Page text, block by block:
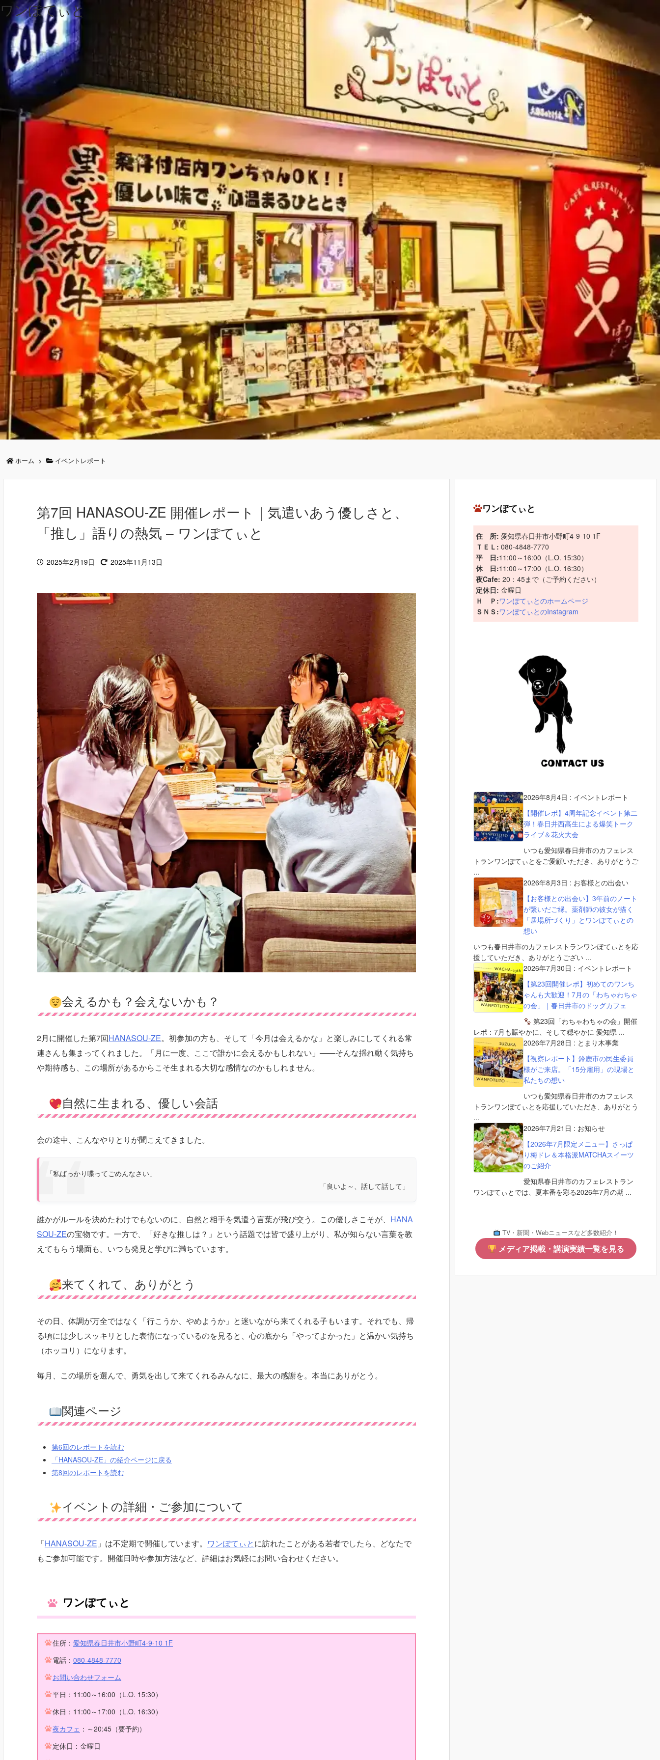
ワンぽてぃと
ホーム > イベントレポート
第7回 HANASOU-ZE 開催レポート｜気遣いあう優しさと、
「推し」語りの熱気 – ワンぽてぃと
2025年2月19日 2025年11月13日
会えるかも？会えないかも？
2月に開催した第7回HANASOU-ZE。初参加の方も、そして「今月は会えるかな」と楽しみにしてくれる常
連さんも集まってくれました。「月に一度、ここで誰かに会えるかもしれない」――そんな揺れ動く気持ち
や期待感も、この場所があるからこそ生まれる大切な感情なのかもしれません。
自然に生まれる、優しい会話
会の途中、こんなやりとりが聞こえてきました。
「私ばっかり喋ってごめんなさい」
「良いよ～、話して話して」
誰かがルールを決めたわけでもないのに、自然と相手を気遣う言葉が飛び交う。この優しさこそが、 HANA
SOU-ZEの宝物です。一方で、「好きな推しは？」という話題では皆で盛り上がり、私が知らない言葉を教
えてもらう場面も。いつも発見と学びに満ちています。
来てくれて、ありがとう
その日、体調が万全ではなく「行こうか、やめようか」と迷いながら来てくれる子もいます。それでも、帰
る頃には少しスッキリとした表情になっているのを見ると、心の底から「やってよかった」と温かい気持ち
（ホッコリ）になります。
毎月、この場所を選んで、勇気を出して来てくれるみんなに、最大の感謝を。本当にありがとう。
関連ページ
第6回のレポートを読む
「HANASOU-ZE」の紹介ページに戻る
第8回のレポートを読む
イベントの詳細・ご参加について
「HANASOU-ZE 」は不定期で開催しています。 ワンぽてぃとに訪れたことがある若者でしたら、どなたで
もご参加可能です。開催日時や参加方法など、詳細はお気軽にお問い合わせください。
ワンぽてぃと
住所： 愛知県春日井市小野町4-9-10 1F
電話： 080-4848-7770
お問い合わせフォーム
平日：11:00～16:00（L.O. 15:30）
休日：11:00～17:00（L.O. 16:30）
夜カフェ ：～20:45（要予約）
定休日：金曜日
ワンぽてぃと
住 所: 愛知県春日井市小野町4-9-10 1F
ＴＥＬ: 080-4848-7770
平 日:11:00～16:00（L.O. 15:30）
休 日:11:00～17:00（L.O. 16:30）
夜Cafe: 20：45まで（ご予約ください）
定休日: 金曜日
Ｈ Ｐ:ワンぽてぃとのホームページ
ＳＮＳ:ワンぽてぃとのInstagram
2026年8月4日 : イベントレポート
【開催レポ】4周年記念イベント第二
弾！春日井西高生による爆笑トーク
ライブ＆花火大会
いつも愛知県春日井市のカフェレス
トランワンぽてぃとをご愛顧いただき、ありがとうご
...
2026年8月3日 : お客様との出会い
【お客様との出会い】3年前のノート
が繋いだご縁。薬剤師の彼女が描く
「居場所づくり」とワンぽてぃとの
想い
いつも春日井市のカフェレストランワンぽてぃとを応
援していただき、ありがとうござい ...
2026年7月30日 : イベントレポート
【第23回開催レポ】初めてのワンち
ゃんも大歓迎！7月の「わちゃわちゃ
の会」｜春日井市のドッグカフェ
第23回「わちゃわちゃの会」開催
レポ：7月も賑やかに、そして穏やかに 愛知県 ...
2026年7月28日 : とまり木事業
【視察レポート】鈴鹿市の民生委員
様がご来店。「15分雇用」の現場と
私たちの想い
いつも愛知県春日井市のカフェレス
トランワンぽてぃとを応援していただき、ありがとう
...
2026年7月21日 : お知らせ
【2026年7月限定メニュー】さっぱ
り梅ドレ＆本格派MATCHAスイーツ
のご紹介
愛知県春日井市のカフェレストラン
ワンぽてぃとでは、夏本番を彩る2026年7月の期 ...
TV・新聞・Webニュースなど多数紹介！
メディア掲載・講演実績一覧を見る